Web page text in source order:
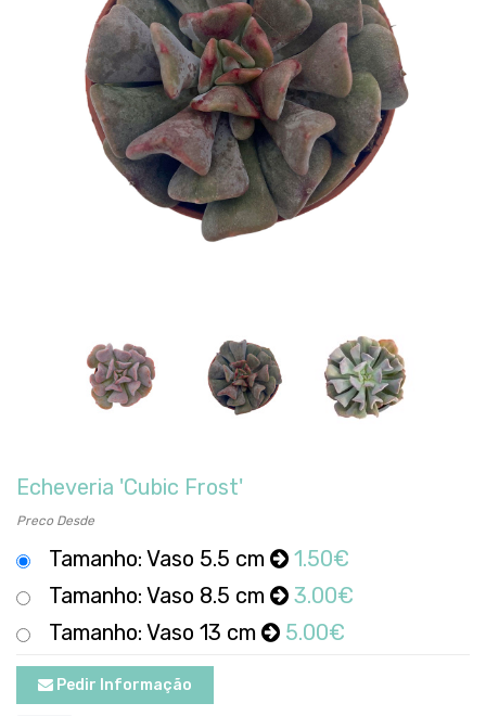
Echeveria 'Cubic Frost'
Preco Desde
Tamanho: Vaso 5.5 cm
1.50€
Tamanho: Vaso 8.5 cm
3.00€
Tamanho: Vaso 13 cm
5.00€
Pedir Informação